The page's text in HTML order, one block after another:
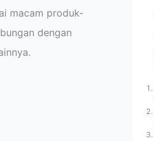
macam produk-
dengan